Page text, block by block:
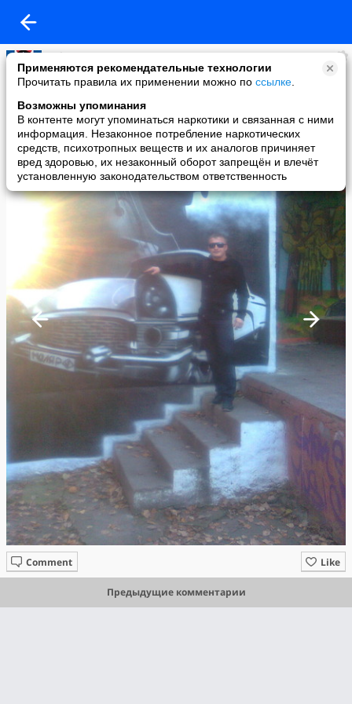
Применяются рекомендательные технологии
Прочитать правила их применении можно по ссылке
Возможны упоминания
В контенте могут упоминаться наркотики и связанная с ними
информация. Незаконное потребление наркотических
средств, психотропных веществ и их аналогов причиняет
вред здоровью, их незаконный оборот запрещён и влечёт
установленную законодательством ответственность
Helga
added a photo
10 Oct в 19:06
Like
Comment
Предыдущие комментарии